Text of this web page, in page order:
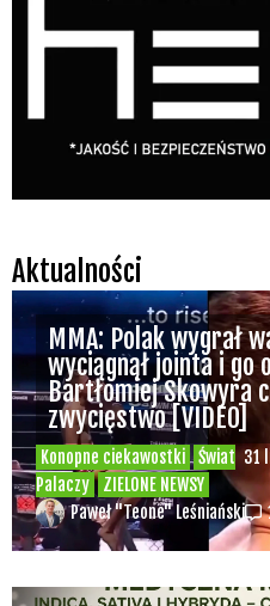
Aktualności
Konopne ciekawostki
Świat
Palaczy
ZIELONE NEWSY
31
MMA: Polak wygrał
wyciągnął jointa i go
Bartłomiej Skowyra
zwycięstwo [VIDEO]
Paweł "Teone" Leśniański